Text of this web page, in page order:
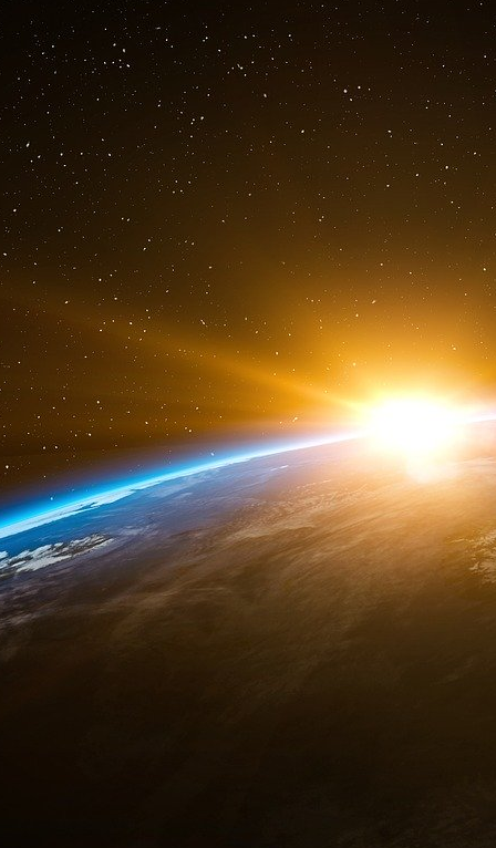
génétique, nanotechnique, bionique, et
Mais au demeurant, quoiqu’on en dise, si
comme l’atelier du monde, les sources
dimension financière se trouvent toujours
(et accessoirement de l’Amstel), ainsi que
grandes institutions financières : Banque
surtout Réserve fédérale à la tête de
d’alternative, pilote des pilotes de
n’aura pas vu son règne s’achever.
Un règne certes contesté [ 3]mais qui n’est
rebond. On l’a vu lors de sa réappréciation
attaques inamicales. Des événements trop
qui se déroulent comme souvent selon
financiers de Manhattan tels Goldman Sachs
sa dette sur les marchés, de l’autre ils
(hedge funds) pour lancer des attaques contre
travers la Grèce… Ce qui en dit long sur
offensives du système, l’art et la science de
sous tutelle (ou de rappel à l’ordre) des
gouvernance mondiale, ne s’est-il pas
se mêler d’aider l’Europe sous-développée
Les sanctuaires du dieu dollar évoqués